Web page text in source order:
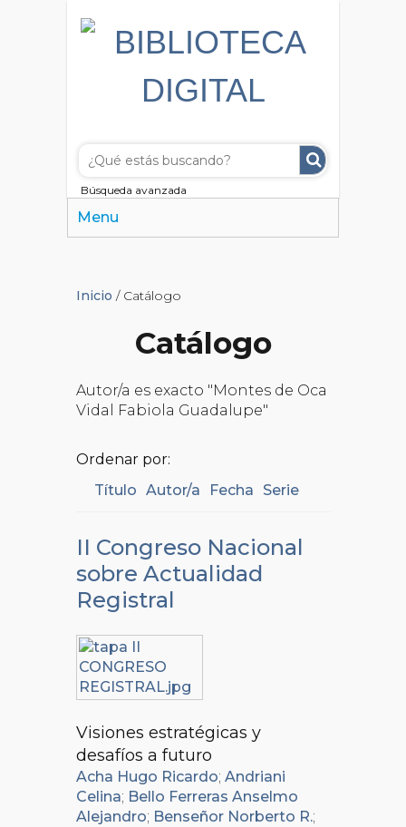
Búsqueda avanzada
Menu
Inicio / Catálogo
Catálogo
Autor/a es exacto "Montes de Oca
Vidal Fabiola Guadalupe"
Ordenar por:
Título Autor/a Fecha Serie
II Congreso Nacional
sobre Actualidad
Registral
Visiones estratégicas y
desafíos a futuro
Acha Hugo Ricardo; Andriani
Celina; Bello Ferreras Anselmo
Alejandro; Benseñor Norberto R.;